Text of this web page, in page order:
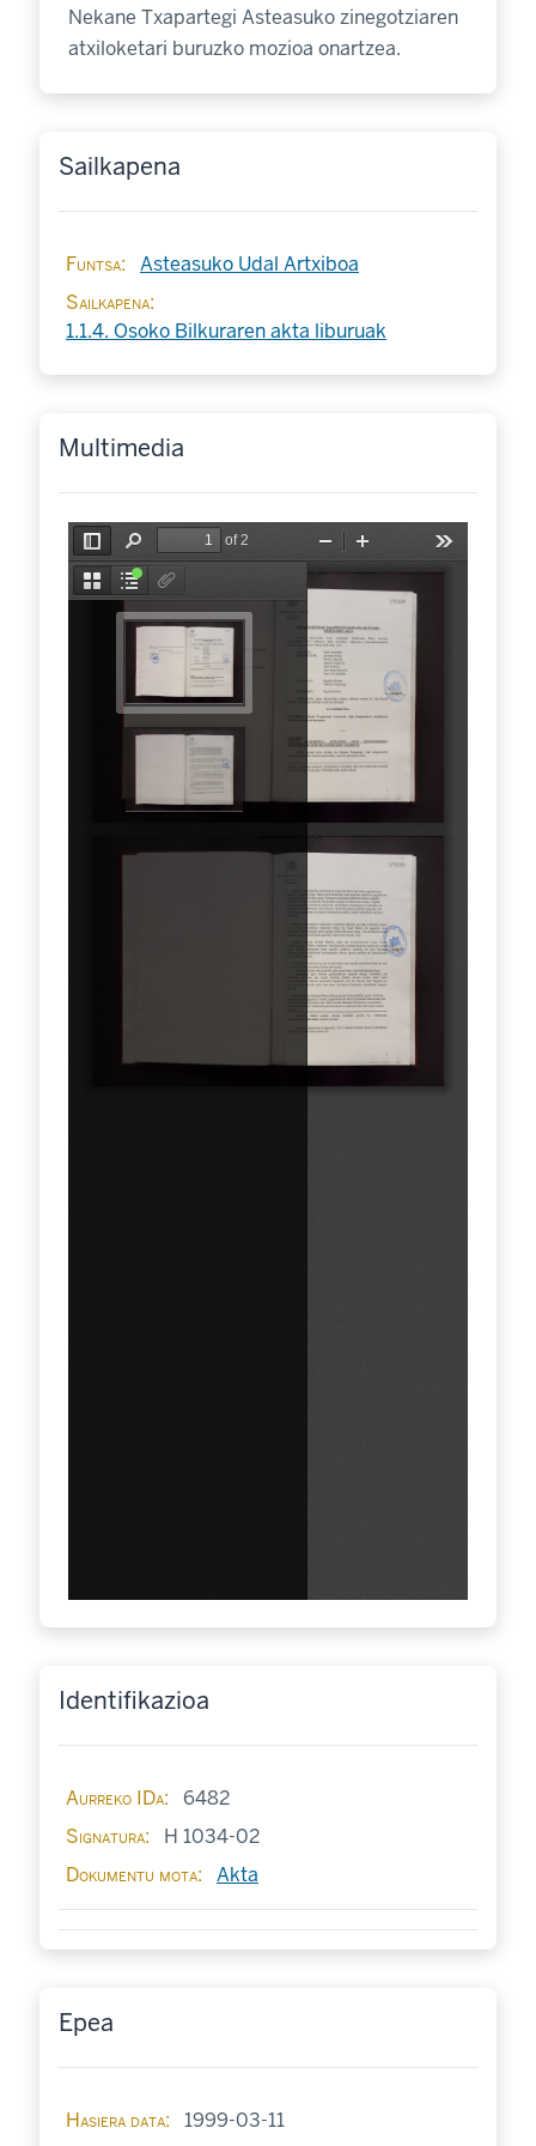
Nekane Txapartegi Asteasuko zinegotziaren
atxiloketari buruzko mozioa onartzea.
Sailkapena
Funtsa
Asteasuko Udal Artxiboa
Sailkapena
1.1.4. Osoko Bilkuraren akta liburuak
Multimedia
Identifikazioa
Aurreko IDa
6482
Signatura
H 1034-02
Dokumentu mota
Akta
Epea
Hasiera data 1999-03-11